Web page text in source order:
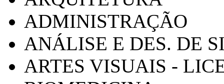
ADMINISTRAÇÃO
ANÁLISE E DES. DE
ARTES VISUAIS -